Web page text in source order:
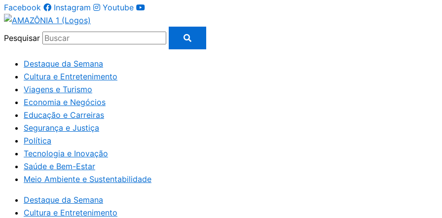
Facebook Instagram Youtube
Pesquisar
Destaque da Semana
Cultura e Entretenimento
Viagens e Turismo
Economia e Negócios
Educação e Carreiras
Segurança e Justiça
Política
Tecnologia e Inovação
Saúde e Bem-Estar
Meio Ambiente e Sustentabilidade
Destaque da Semana
Cultura e Entretenimento